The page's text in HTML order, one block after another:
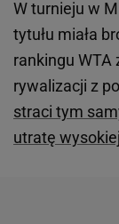
W turnieju w
tytułu miała
rankingu WTA
rywalizacji z
straci tym
utratę